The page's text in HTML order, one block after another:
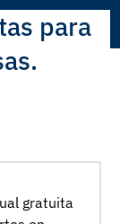
para
gratuita